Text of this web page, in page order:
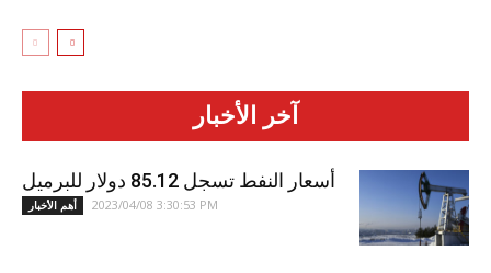
آخر الأخبار
أسعار النفط تسجل 85.12 دولار للبرميل
أهم الأخبار 2023/04/08 3:30:53 PM